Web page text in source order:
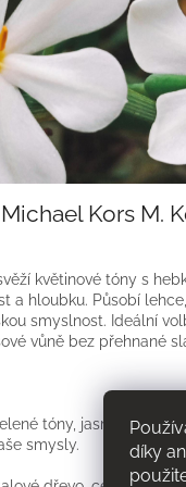
díky
Kors M.
květinové tóny s
a hloubku. Působí
smyslnost. Ideální
vůně bez přehnané
tóny, jasmín, lilie a
smysly.